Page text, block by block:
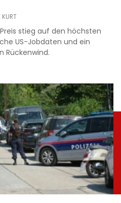
KURT
stieg auf den höchsten
US-Jobdaten und ein
Rückenwind.